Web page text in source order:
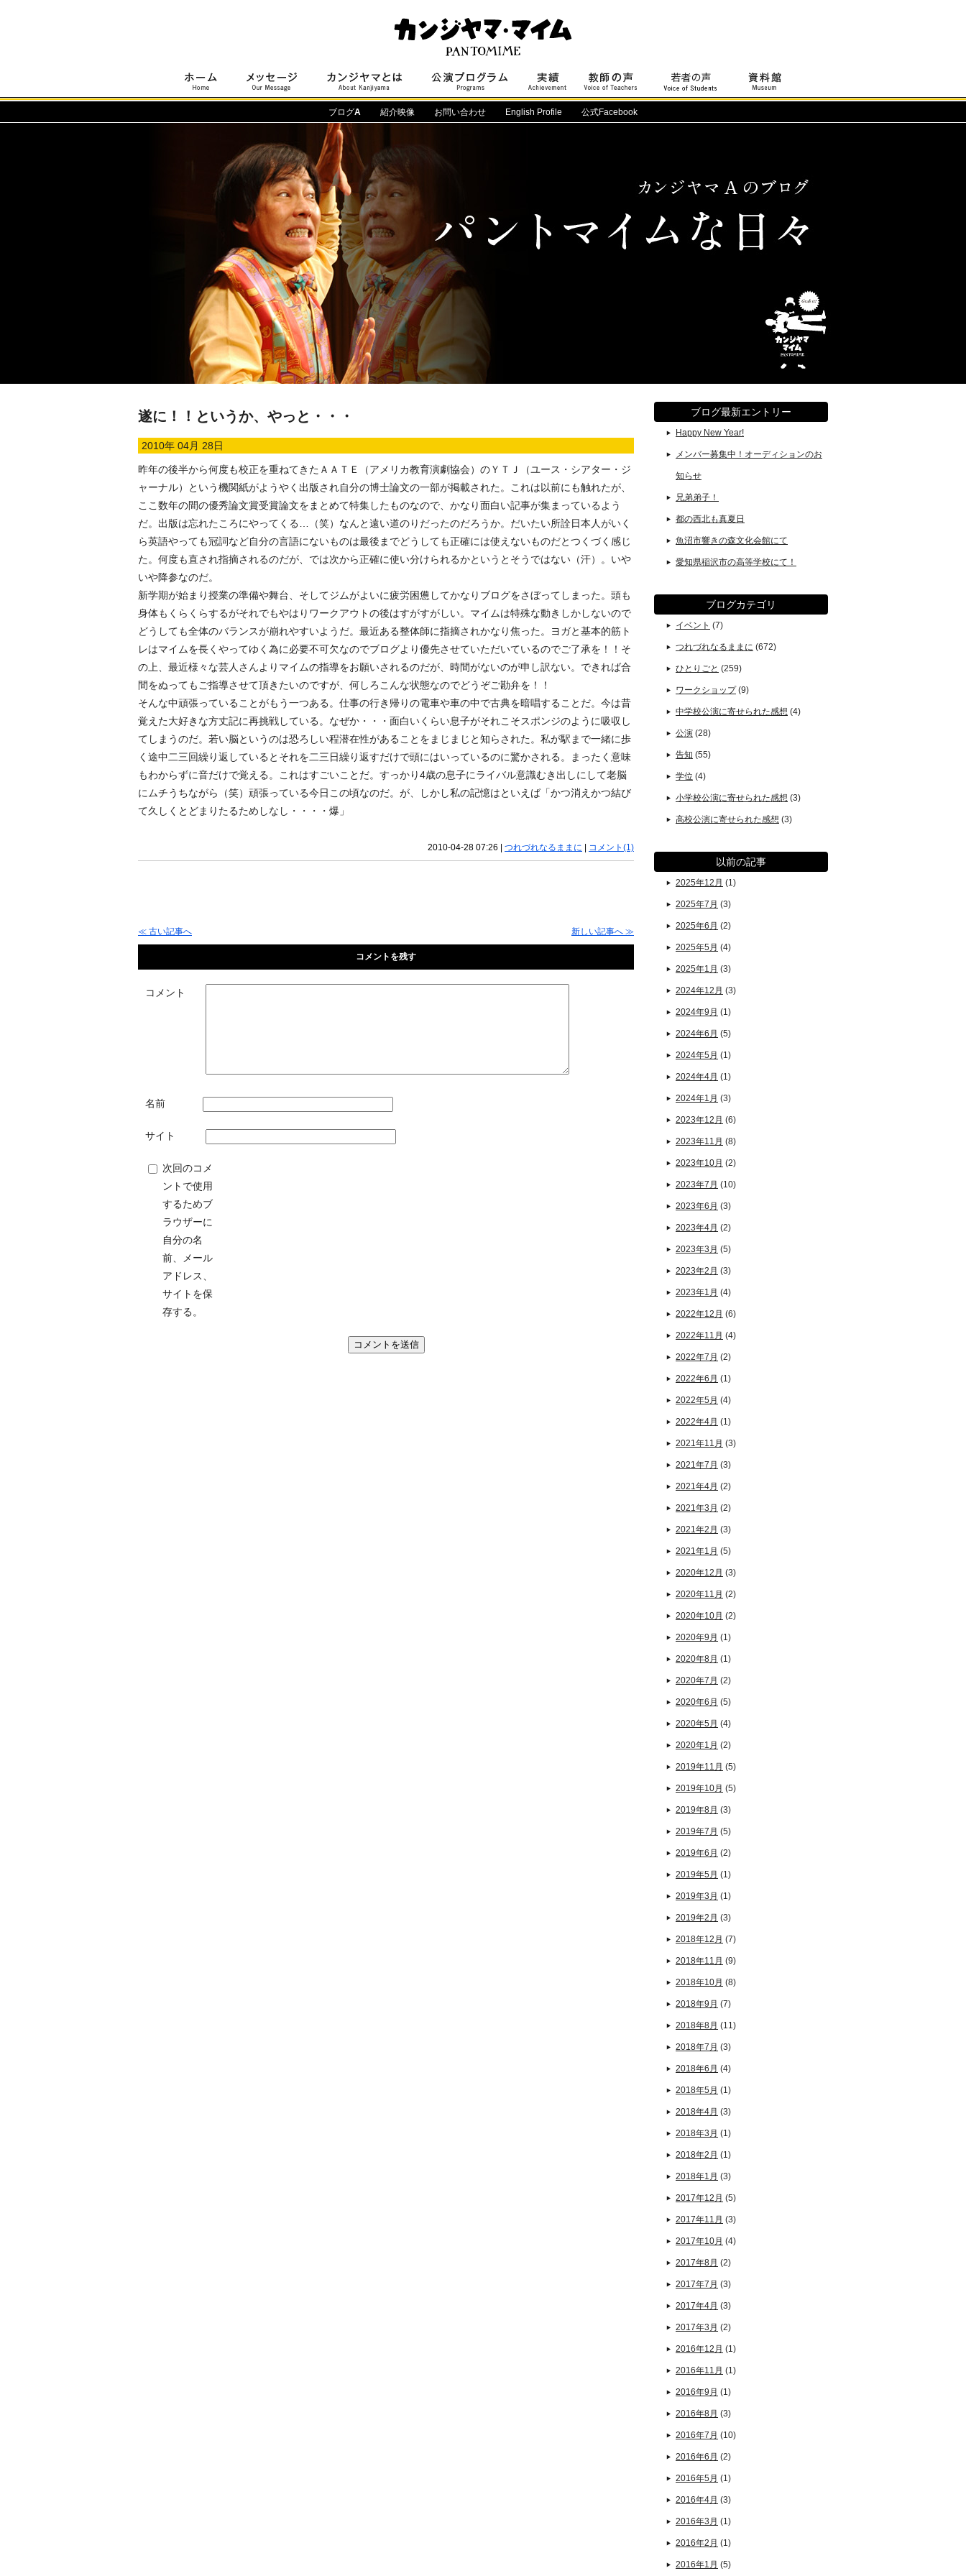
ブログA 紹介映像 お問い合わせ English Profile 公式Facebook
遂に！！というか、やっと・・・
2010年 04月 28日
昨年の後半から何度も校正を重ねてきたＡＡＴＥ（アメリカ教育演劇協会）のＹＴＪ（ユース・シアター・ジ
ャーナル）という機関紙がようやく出版され自分の博士論文の一部が掲載された。これは以前にも触れたが、
ここ数年の間の優秀論文賞受賞論文をまとめて特集したものなので、かなり面白い記事が集まっているよう
だ。出版は忘れたころにやってくる…（笑）なんと遠い道のりだったのだろうか。だいたい所詮日本人がいく
ら英語やっても冠詞など自分の言語にないものは最後までどうしても正確には使えないものだとつくづく感じ
た。何度も直され指摘されるのだが、では次から正確に使い分けられるかというとそうではない（汗）。いや
いや降参なのだ。
新学期が始まり授業の準備や舞台、そしてジムがよいに疲労困憊してかなりブログをさぼってしまった。頭も
身体もくらくらするがそれでもやはりワークアウトの後はすがすがしい。マイムは特殊な動きしかしないので
どうしても全体のバランスが崩れやすいようだ。最近ある整体師に指摘されかなり焦った。ヨガと基本的筋ト
レはマイムを長くやってゆく為に必要不可欠なのでブログより優先させていただいているのでご了承を！！そ
の上、最近様々な芸人さんよりマイムの指導をお願いされるのだが、時間がないのが申し訳ない。できれば合
間をぬってもご指導させて頂きたいのですが、何しろこんな状態なのでどうぞご勘弁を！！
そんな中頑張っていることがもう一つある。仕事の行き帰りの電車や車の中で古典を暗唱することだ。今は昔
覚えた大好きな方丈記に再挑戦している。なぜか・・・面白いくらい息子がそれこそスポンジのように吸収し
てしまうのだ。若い脳というのは恐ろしい程潜在性があることをまじまじと知らされた。私が駅まで一緒に歩
く途中二三回繰り返しているとそれを二三日繰り返すだけで頭にはいっているのに驚かされる。まったく意味
もわからずに音だけで覚える。これはすごいことだ。すっかり4歳の息子にライバル意識むき出しにして老脳
にムチうちながら（笑）頑張っている今日この頃なのだ。が、しかし私の記憶はといえば「かつ消えかつ結び
て久しくとどまりたるためしなし・・・・爆」
2010-04-28 07:26 つれづれなるままに コメント(1)
≪ 古い記事へ 新しい記事へ ≫
コメントを残す
コメント
名前
サイト
次回のコメ
ントで使用
するためブ
ラウザーに
自分の名
前、メール
アドレス、
サイトを保
存する。
ブログ最新エントリー
Happy New Year!
メンバー募集中！オーディションのお
知らせ
兄弟弟子！
都の西北も真夏日
魚沼市響きの森文化会館にて
愛知県稲沢市の高等学校にて！
ブログカテゴリ
イベント (7)
つれづれなるままに (672)
ひとりごと (259)
ワークショップ(9)
中学校公演に寄せられた感想 (4)
公演 (28)
告知 (55)
学位 (4)
小学校公演に寄せられた感想 (3)
高校公演に寄せられた感想 (3)
以前の記事
2025年12月 (1)
2025年7月 (3)
2025年6月 (2)
2025年5月 (4)
2025年1月 (3)
2024年12月 (3)
2024年9月 (1)
2024年6月 (5)
2024年5月 (1)
2024年4月 (1)
2024年1月 (3)
2023年12月 (6)
2023年11月 (8)
2023年10月 (2)
2023年7月 (10)
2023年6月 (3)
2023年4月 (2)
2023年3月 (5)
2023年2月 (3)
2023年1月 (4)
2022年12月 (6)
2022年11月 (4)
2022年7月 (2)
2022年6月 (1)
2022年5月 (4)
2022年4月 (1)
2021年11月 (3)
2021年7月 (3)
2021年4月 (2)
2021年3月 (2)
2021年2月 (3)
2021年1月 (5)
2020年12月 (3)
2020年11月 (2)
2020年10月 (2)
2020年9月 (1)
2020年8月 (1)
2020年7月 (2)
2020年6月 (5)
2020年5月 (4)
2020年1月 (2)
2019年11月 (5)
2019年10月 (5)
2019年8月 (3)
2019年7月 (5)
2019年6月 (2)
2019年5月 (1)
2019年3月 (1)
2019年2月 (3)
2018年12月 (7)
2018年11月 (9)
2018年10月 (8)
2018年9月 (7)
2018年8月 (11)
2018年7月 (3)
2018年6月 (4)
2018年5月 (1)
2018年4月 (3)
2018年3月 (1)
2018年2月 (1)
2018年1月 (3)
2017年12月 (5)
2017年11月 (3)
2017年10月 (4)
2017年8月 (2)
2017年7月 (3)
2017年4月 (3)
2017年3月 (2)
2016年12月 (1)
2016年11月 (1)
2016年9月 (1)
2016年8月 (3)
2016年7月 (10)
2016年6月 (2)
2016年5月 (1)
2016年4月 (3)
2016年3月 (1)
2016年2月 (1)
2016年1月 (5)